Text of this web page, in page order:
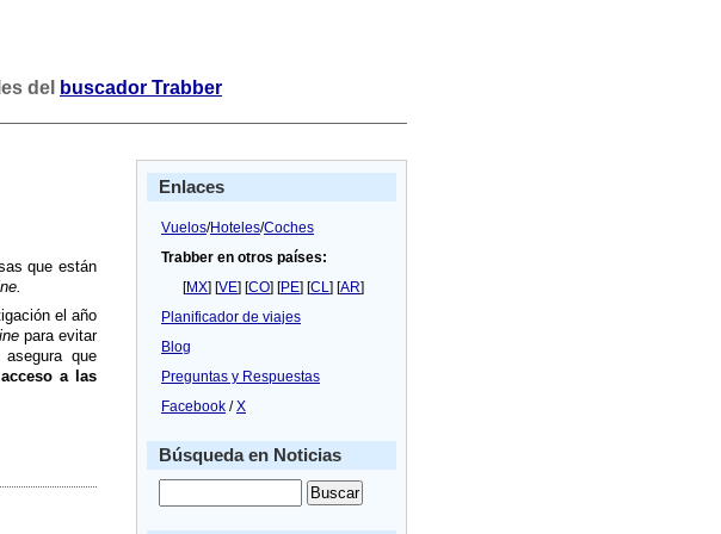
del buscador Trabber
que están
el año
para evitar
que
a las
Enlaces
Vuelos/Hoteles/Coches
Trabber en otros países:
[MX] [VE] [CO] [PE] [CL] [AR]
Planificador de viajes
Blog
Preguntas y Respuestas
Facebook /X
Búsqueda en Noticias